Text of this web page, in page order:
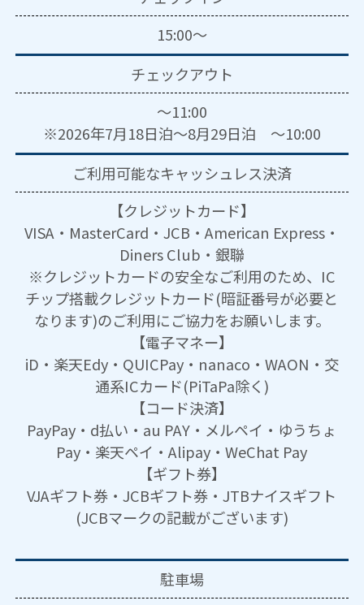
15:00～
チェックアウト
～11:00
※2026年7月18日泊～8月29日泊 ～10:00
ご利用可能なキャッシュレス決済
【クレジットカード】
VISA・MasterCard・JCB・American Express・
Diners Club・銀聯
※クレジットカードの安全なご利用のため、IC
チップ搭載クレジットカード(暗証番号が必要と
なります)のご利用にご協力をお願いします。
【電子マネー】
iD・楽天Edy・QUICPay・nanaco・WAON・交
通系ICカード(PiTaPa除く)
【コード決済】
PayPay・d払い・au PAY・メルペイ・ゆうちょ
Pay・楽天ペイ・Alipay・WeChat Pay
【ギフト券】
VJAギフト券・JCBギフト券・JTBナイスギフト
(JCBマークの記載がございます)
駐車場